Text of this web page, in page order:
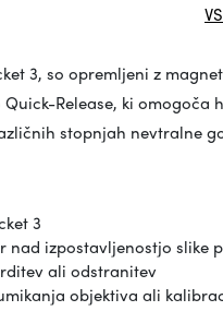
3, so opremljeni z
Release, ki omogoča
stopnjah nevtralne
3
nad izpostavljenostjo slike
ali odstranitev
objektiva ali